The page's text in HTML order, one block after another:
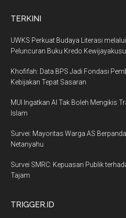
TERKINI
UWKS Perkuat Budaya Literasi
Peluncuran Buku Kredo
Khofifah: Data BPS Jadi Fondasi
Kebijakan Tepat Sasaran
MUI Ingatkan AI Tak Boleh Mengikis
Islam
Survei: Mayoritas Warga AS
Netanyahu
Survei SMRC: Kepuasan Publik
Tajam
TRIGGER.ID